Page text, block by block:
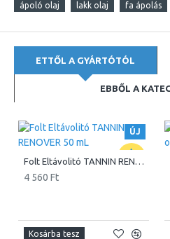
ápoló olaj lakk olaj fa ápolás
ETTŐL A GYÁRTÓTÓL
EBBŐL A
ÚJ
Folt Eltávolitó TANNIN RENOVER 50 mL
4 560 Ft
Kosárba tesz